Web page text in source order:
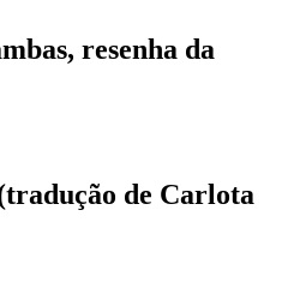
resenha da
de Carlota